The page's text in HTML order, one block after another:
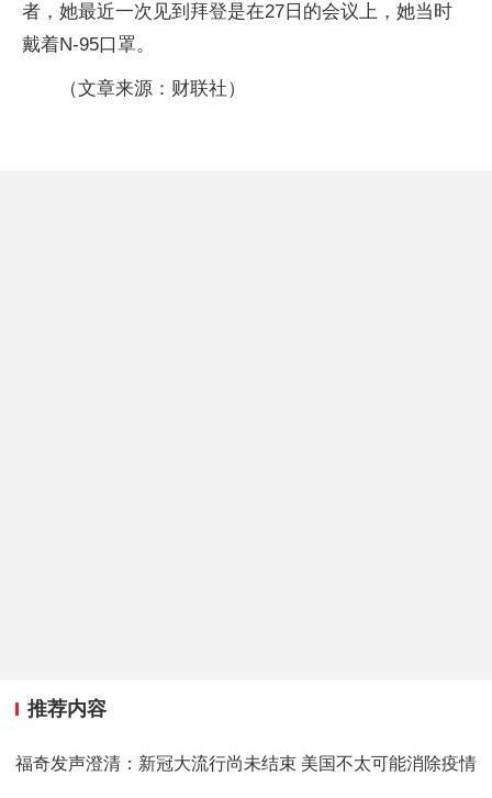
者，她最近一次见到拜登是在27日的会议上，她当时
戴着N-95口罩。
（文章来源：财联社）
推荐内容
福奇发声澄清：新冠大流行尚未结束 美国不太可能消除疫情